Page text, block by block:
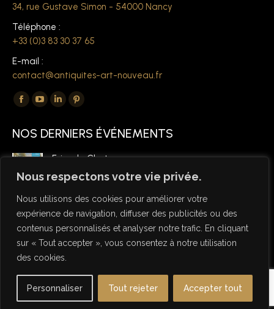
Nous respectons votre vie privée.
Nous utilisons des cookies pour améliorer votre
expérience de navigation, diffuser des publicités ou des
contenus personnalisés et analyser notre trafic. En cliquant
sur « Tout accepter », vous consentez à notre utilisation
des cookies.
Personnaliser Tout rejeter Accepter tout
34, rue Gustave Simon - 54000 Nancy
Téléphone :
+33 (0)3 83 30 37 65
E-mail :
contact@antiquites-art-nouveau.fr
Trouvez nous sur :
La
Facebook
s'ouvre
dans
nouvelle
fenêtre
La
YouTube
s'ouvre
nouvelle
fenêtre
La
LinkedIn
s'ouvre
une
nouvelle
fenêtre
La
Pinterest
s'ouvre
dans
nouvelle
fenêtre
NOS DERNIERS ÉVÉNEMENTS
Foire de Chatou
6 mars 2026
Studio
Useful links